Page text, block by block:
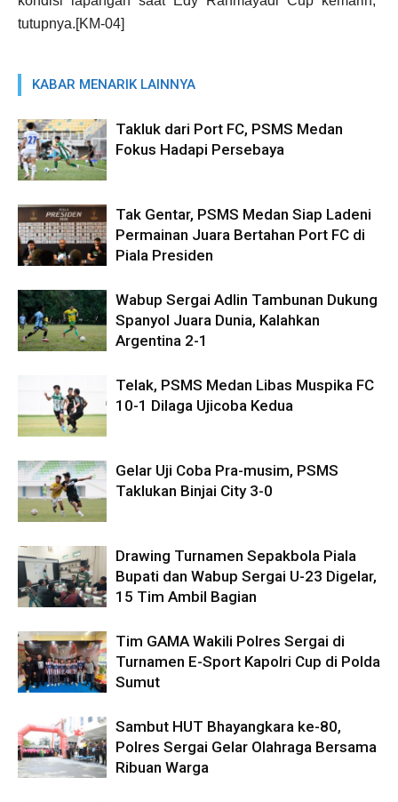
tutupnya.[KM-04]
KABAR MENARIK LAINNYA
Takluk dari Port FC, PSMS Medan
Fokus Hadapi Persebaya
Tak Gentar, PSMS Medan Siap Ladeni
Permainan Juara Bertahan Port FC di
Piala Presiden
Wabup Sergai Adlin Tambunan Dukung
Spanyol Juara Dunia, Kalahkan
Argentina 2-1
Telak, PSMS Medan Libas Muspika FC
10-1 Dilaga Ujicoba Kedua
Gelar Uji Coba Pra-musim, PSMS
Taklukan Binjai City 3-0
Drawing Turnamen Sepakbola Piala
Bupati dan Wabup Sergai U-23 Digelar,
15 Tim Ambil Bagian
Tim GAMA Wakili Polres Sergai di
Turnamen E-Sport Kapolri Cup di Polda
Sumut
Sambut HUT Bhayangkara ke-80,
Polres Sergai Gelar Olahraga Bersama
Ribuan Warga